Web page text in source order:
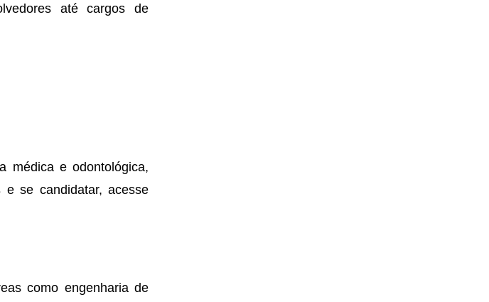
até cargos de
médica e odontológica,
e se candidatar, acesse
como engenharia de